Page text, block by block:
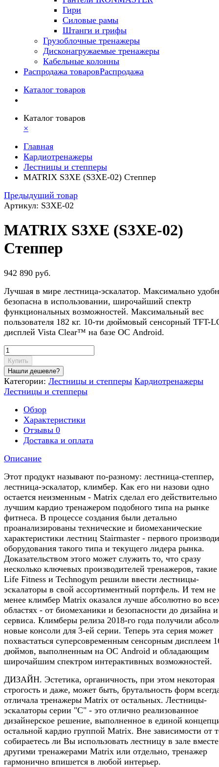
Гири
Силовые рамы
Штанги и грифы
Грузоблочные тренажеры
Дисконагружаемые тренажеры
Кабельные колонны
Распродажа товаровРаспродажа
Каталог товаров
Каталог товаров
×
Главная
Кардиотренажеры
Лестницы и степперы
MATRIX S3XE (S3XE-02) Степпер
Предыдущий товар
Артикул: S3XE-02
MATRIX S3XE (S3XE-02)
Степпер
942 890 руб.
Лучшая в мире лестница-эскалатор. Максимально
безопасна в использовании, широчайший спектр
функциональных возможностей. Максимальный вес
пользователя 182 кг. 10-ти дюймовый сенсорный TFT-
дисплей Vista Clear™ на базе ОС Android.
Купить
Категории: Лестницы и степперы Кардиотренажеры
Лестницы и степперы
Обзор
Характеристики
Отзывы 0
Доставка и оплата
Описание
Этот продукт называют по-разному: лестница-степпер,
лестница-эскалатор, климбер. Как его ни назови одно
остается неизменным - Matrix сделал его действительно
лучшим кардио тренажером подобного типа на рынке
фитнеса. В процессе создания были детально
проанализированы технические и биомеханические
характеристики лестниц Stairmaster - первого
оборудования такого типа и текущего лидера рынка.
Доказательством этого может служить то, что сразу
несколько ключевых производителей тренажеров, такие
Life Fitness и Technogym решили ввести лестницы-
эскалаторы в свой ассортиментный портфель. И тем не
менее климбер Matrix оказался лучше абсолютно во
областях - от биомеханики и безопасности до дизайна и
сервиса. Климберы релиза 2018-го года получили
новые консоли для 3-ей серии. Теперь эта серия может
похвастаться суперсовременным сенсорным дисплеем
дюймов, выполненным на ОС Android и обладающим
широчайшим спектром интерактивных возможностей.
ДИЗАЙН. Эстетика, органичность, при этом некоторая
строгость и даже, может быть, брутальность форм
отличала тренажеры Matrix от остальных. Лестницы-
эскалаторы серии "С" - это отлично реализованное
дизайнерское решение, выполненное в единой
остальной кардио группой Matrix. Вне зависимости от
собираетесь ли Вы использовать лестницу в зале
другими тренажерами Matrix или отдельно, тренажер
гармонично впишется в любой интерьер.